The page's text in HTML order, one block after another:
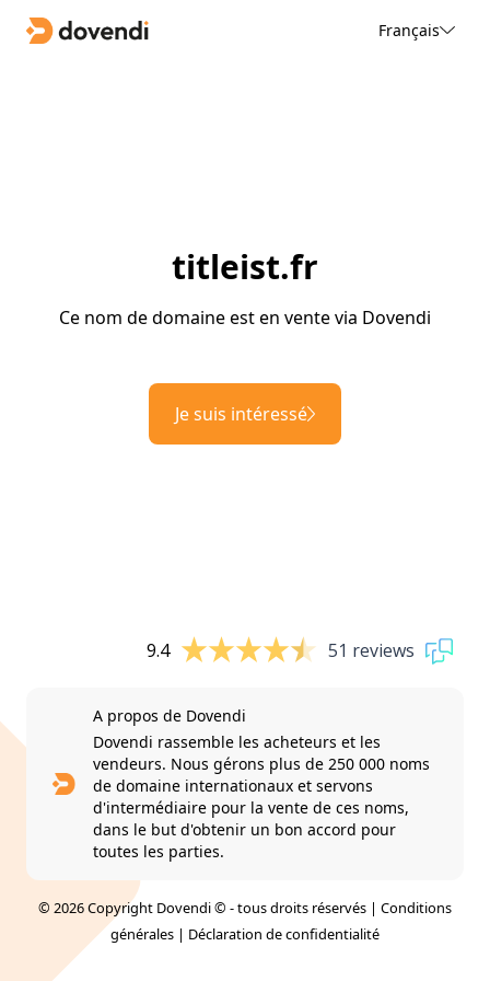
Français
titleist.fr
Ce nom de domaine est en vente via Dovendi
Je suis intéressé
9.4 51 reviews
A propos de Dovendi
Dovendi rassemble les acheteurs et les
vendeurs. Nous gérons plus de 250 000 noms
de domaine internationaux et servons
d'intermédiaire pour la vente de ces noms,
dans le but d'obtenir un bon accord pour
toutes les parties.
© 2026 Copyright Dovendi © - tous droits réservés | Conditions
générales | Déclaration de confidentialité